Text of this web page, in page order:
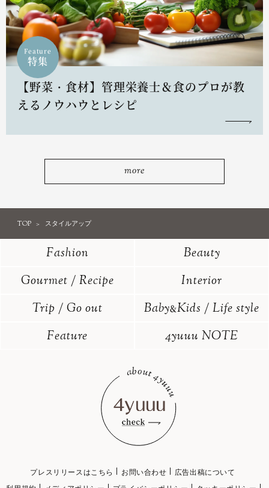
Feature
特集
【野菜・食材】管理栄養士＆食のプロが教
えるノウハウとレシピ
more
TOP スタイルアップ
Fashion
Beauty
Gourmet / Recipe
Interior
Trip / Go out
Baby&Kids / Life style
Feature
4yuuu NOTE
プレスリリースはこちら お問い合わせ
広告出稿について